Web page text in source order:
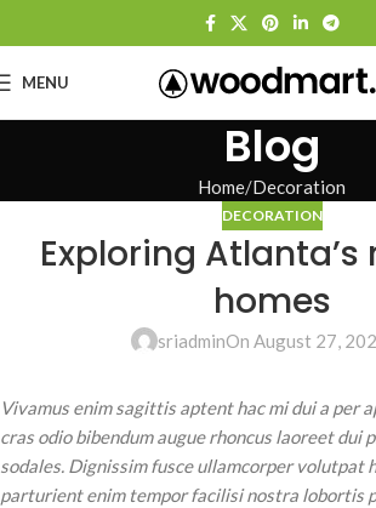
MENU
Blog
Home Decoration
DECORATION
Exploring
homes
sriadminOn August 27,
Vivamus enim sagittis aptent hac mi dui a per
cras odio bibendum augue rhoncus laoreet dui
sodales. Dignissim fusce ullamcorper volutpat
parturient enim tempor facilisi nostra lobortis